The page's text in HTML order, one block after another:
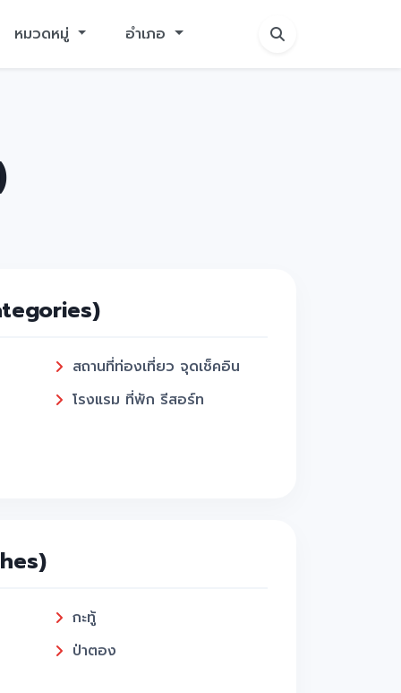
หมวดหมู่ อำเภอ
สถานที่ท่องเที่ยว จุดเช็คอิน
โรงแรม ที่พัก รีสอร์ท
กะทู้
ป่าตอง